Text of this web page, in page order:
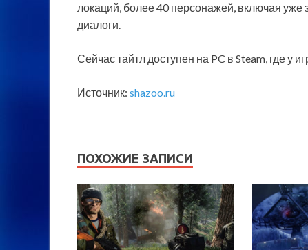
локаций, более 40 персонажей, включая уже
диалоги.
Сейчас тайтл доступен на PC в Steam, где у
Источник: shazoo.ru
ПОХОЖИЕ ЗАПИСИ